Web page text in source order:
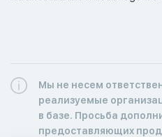
Мы не несем
реализуемые
в базе. Просьба
предоставляющих